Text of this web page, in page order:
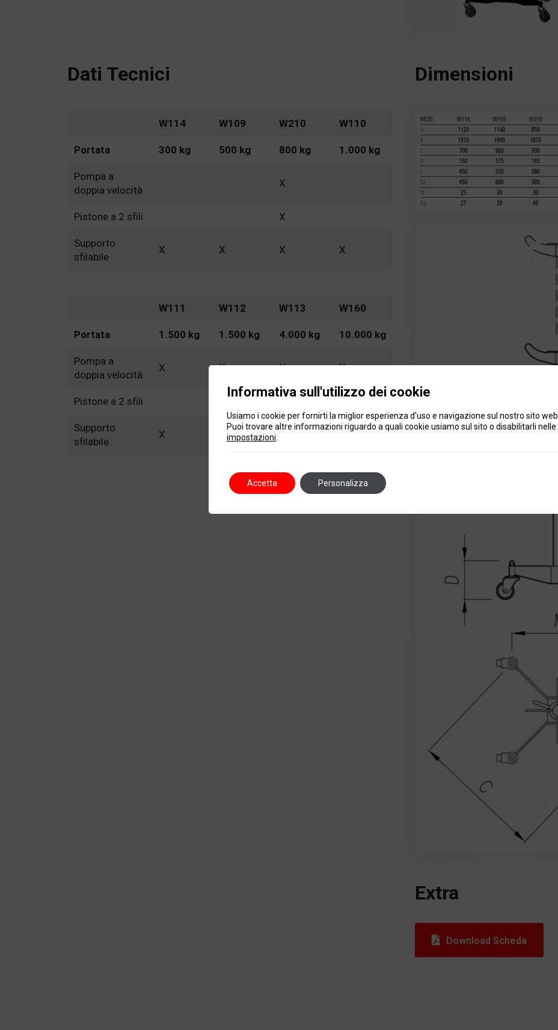
Dati Tecnici
W114 W109 W210 W110
Portata 300 kg 500 kg 800 kg 1.000 kg
Pompa a
doppia velocità
X
Pistone a 2 sfili X
Supporto
sfilabile
X X X X
W111 W112 W113 W160
Portata 1.500 kg 1.500 kg 4.000 kg 10.000 kg
Pompa a
doppia velocità
X X X X
Pistone a 2 sfili
Supporto
sfilabile
X
Dimensioni
Extra
Download Scheda
Informativa sull'utilizzo dei cookie
Usiamo i cookie per fornirti la miglior esperienza d'uso e navigazione sul nostro sito web.
Puoi trovare altre informazioni riguardo a quali cookie usiamo sul sito o disabilitarli nelle
impostazioni
Accetta Personalizza